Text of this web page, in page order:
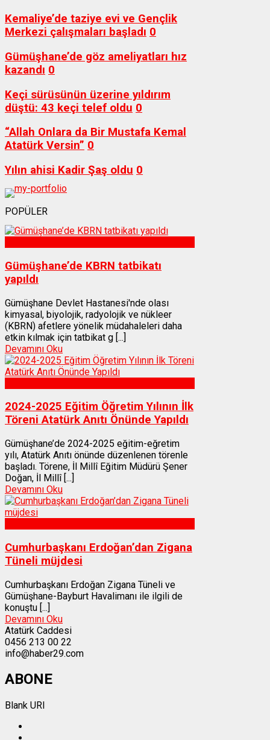
Kemaliye’de taziye evi ve Gençlik
Merkezi çalışmaları başladı 0
Gümüşhane’de göz ameliyatları hız
kazandı 0
Keçi sürüsünün üzerine yıldırım
düştü: 43 keçi telef oldu 0
“Allah Onlara da Bir Mustafa Kemal
Atatürk Versin” 0
Yılın ahisi Kadir Şaş oldu 0
POPÜLER
Gümüşhane’de KBRN tatbikatı
yapıldı
Gümüşhane Devlet Hastanesi'nde olası
kimyasal, biyolojik, radyolojik ve nükleer
(KBRN) afetlere yönelik müdahaleleri daha
etkin kılmak için tatbikat g [...]
Devamını Oku
2024-2025 Eğitim Öğretim Yılının İlk
Töreni Atatürk Anıtı Önünde Yapıldı
Gümüşhane’de 2024-2025 eğitim-eğretim
yılı, Atatürk Anıtı önünde düzenlenen törenle
başladı. Törene, İl Millî Eğitim Müdürü Şener
Doğan, İl Millî [...]
Devamını Oku
Cumhurbaşkanı Erdoğan’dan Zigana
Tüneli müjdesi
Cumhurbaşkanı Erdoğan Zigana Tüneli ve
Gümüşhane-Bayburt Havalimanı ile ilgili de
konuştu [...]
Devamını Oku
Atatürk Caddesi
0456 213 00 22
info@haber29.com
ABONE
Blank URI